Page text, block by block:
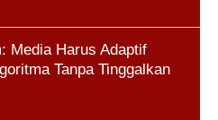
Media Harus Adaptif
Tanpa Tinggalkan